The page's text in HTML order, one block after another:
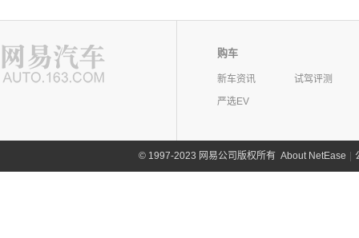
购车
新车资讯
试驾评测
严选EV
©1997-2023 网易公司版权所有 About NetEase